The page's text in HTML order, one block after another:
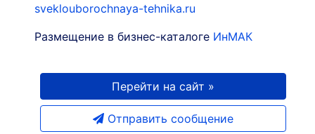
sveklouborochnaya-tehnika.ru
Размещение в бизнес-каталоге ИнМАК
Перейти на сайт »
Отправить сообщение